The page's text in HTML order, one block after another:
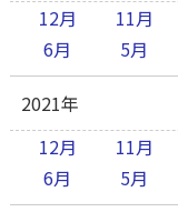
12月
11月
6月
5月
2021年
12月
11月
6月
5月